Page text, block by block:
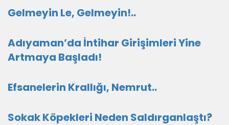
Gelmeyin Le, Gelmeyin!..
Adıyaman’da İntihar Girişimleri Yine
Artmaya Başladı!
Efsanelerin Krallığı, Nemrut..
Sokak Köpekleri Neden Saldırganlaştı?